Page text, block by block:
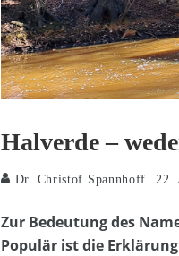
Halverde –
Dr. Christof Spannhoff 22.
Zur Bedeutung des
Populär ist die